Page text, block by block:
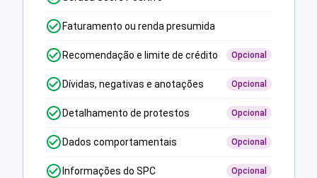
Faturamento ou renda presumida
Recomendação e limite de crédito Opcional
Dívidas, negativas e anotações Opcional
Detalhamento de protestos Opcional
Dados comportamentais Opcional
Informações do SPC Opcional